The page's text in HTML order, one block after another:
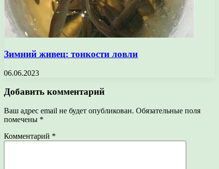
Зимний живец: тонкости ловли
06.06.2023
Добавить комментарий
Ваш адрес email не будет опубликован. Обязательные поля
помечены *
Комментарий *